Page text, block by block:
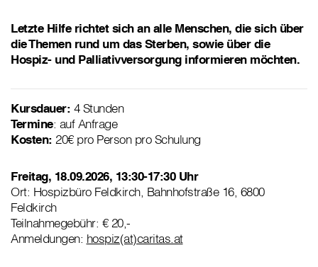
Letzte Hilfe richtet sich an alle Menschen, die sich über
die Themen rund um das Sterben, sowie über die
Hospiz- und Palliativversorgung informieren möchten.
Kursdauer: 4 Stunden
Termine: auf Anfrage
Kosten: 20€ pro Person pro Schulung
Freitag, 18.09.2026, 13:30-17:30 Uhr
Ort: Hospizbüro Feldkirch, Bahnhofstraße 16, 6800
Feldkirch
Teilnahmegebühr: € 20,-
Anmeldungen: hospiz(at)caritas.at